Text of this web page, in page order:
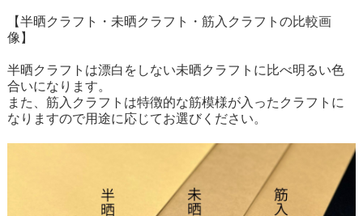
【半晒クラフト・未晒クラフト・筋入クラフトの比較画
像】
半晒クラフトは漂白をしない未晒クラフトに比べ明るい色
合いになります。
また、筋入クラフトは特徴的な筋模様が入ったクラフトに
なりますので用途に応じてお選びください。